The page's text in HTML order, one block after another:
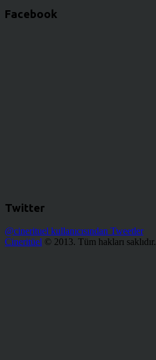
Facebook
Twitter
@cinerituel kullanıcısından Tweetler
Cineritüel © 2013. Tüm hakları saklıdır.